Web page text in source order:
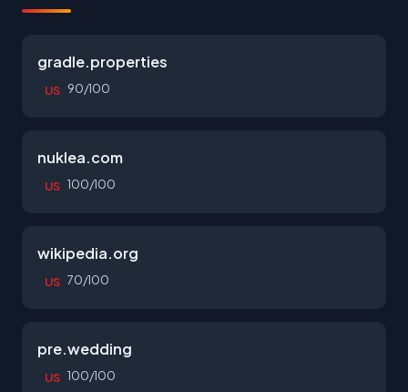
gradle.properties
US 90/100
nuklea.com
US 100/100
wikipedia.org
US 70/100
pre.wedding
US 100/100